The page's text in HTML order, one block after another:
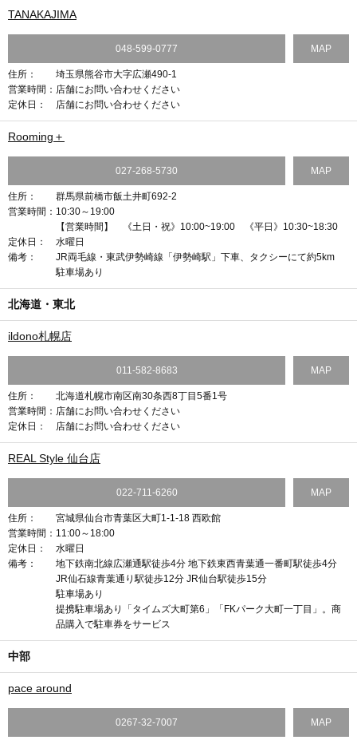
TANAKAJIMA
048-599-0777 MAP
住所：
埼玉県熊谷市大字広瀬490-1
営業時間： 店舗にお問い合わせください
定休日：
店舗にお問い合わせください
Rooming＋
027-268-5730 MAP
住所：
群馬県前橋市飯土井町692-2
営業時間： 10:30～19:00
【営業時間】 《土日・祝》10:00~19:00 《平日》10:30~18:30
定休日：
水曜日
備考：
JR両毛線・東武伊勢崎線「伊勢崎駅」下車、タクシーにて約5km
駐車場あり
北海道・東北
ildono札幌店
011-582-8683 MAP
住所：
北海道札幌市南区南30条西8丁目5番1号
営業時間： 店舗にお問い合わせください
定休日：
店舗にお問い合わせください
REAL Style 仙台店
022-711-6260 MAP
住所：
宮城県仙台市青葉区大町1-1-18 西欧館
営業時間： 11:00～18:00
定休日：
水曜日
備考：
地下鉄南北線広瀬通駅徒歩4分 地下鉄東西青葉通一番町駅徒歩4分
JR仙石線青葉通り駅徒歩12分 JR仙台駅徒歩15分
駐車場あり
提携駐車場あり「タイムズ大町第6」「FKパーク大町一丁目」。商
品購入で駐車券をサービス
中部
pace around
0267-32-7007 MAP